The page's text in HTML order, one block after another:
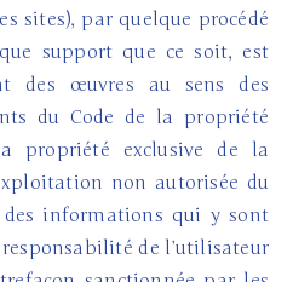
sites), par quelque procédé
support que ce soit, est
des œuvres au sens des
du Code de la propriété
propriété exclusive de la
non autorisée du
informations qui y sont
de l’utilisateur